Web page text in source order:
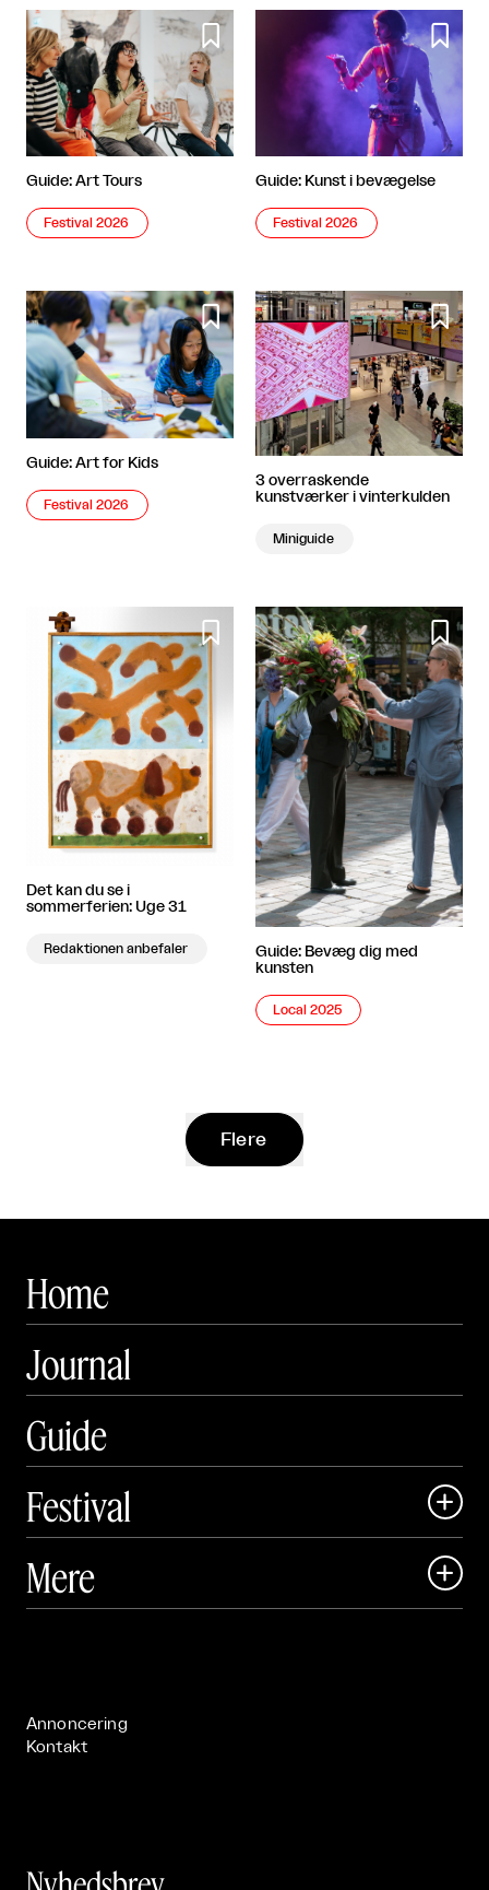

Guide: Art Tours
Festival 2026

Guide: Kunst i bevægelse
Festival 2026

Guide: Art for Kids
Festival 2026

3 overraskende
kunstværker i vinterkulden
Miniguide

Det kan du se i
sommerferien: Uge 31
Redaktionen anbefaler

Guide: Bevæg dig med
kunsten
Local 2025
Flere
Home
Journal
Guide
Festival

 Art Matter Festival
Mere 
Annoncering
Kontakt